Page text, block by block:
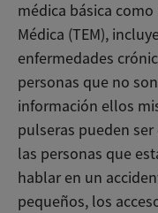
médica básica
Médica (TEM),
enfermedades
personas que no
información ellos
pulseras pueden
las personas que
hablar en un
pequeños, los